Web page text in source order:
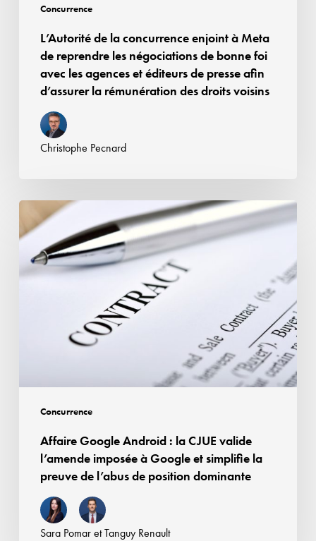
Concurrence
négociations
bonne
agences
presse
afin
d’assurer
rémunération
L’Autorité de la concurrence enjoint à Meta
de reprendre les négociations de bonne foi
avec les agences et éditeurs de presse afin
d’assurer la rémunération des droits voisins
Christophe Pecnard
Concurrence
Google
Android
:
à
Google
simplifie
preuve
Affaire Google Android : la CJUE valide
l’amende imposée à Google et simplifie la
preuve de l’abus de position dominante
Sara PomaretTanguy Renault